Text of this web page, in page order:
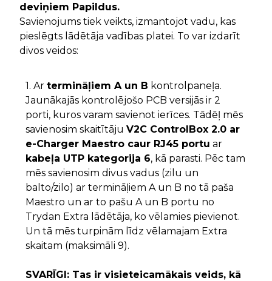
deviņiem Papildus.
Savienojums tiek veikts, izmantojot vadu, kas
pieslēgts lādētāja vadības platei. To var izdarīt
divos veidos:
1. Ar termināļiem A un B kontrolpaneļa.
Jaunākajās kontrolējošo PCB versijās ir 2
porti, kuros varam savienot ierīces. Tādēļ mēs
savienosim skaitītāju V2C ControlBox 2.0 ar
e-Charger Maestro caur RJ45 portu ar
kabeļa UTP kategorija 6, kā parasti. Pēc tam
mēs savienosim divus vadus (zilu un
balto/zilo) ar termināļiem A un B no tā paša
Maestro un ar to pašu A un B portu no
Trydan Extra lādētāja, ko vēlamies pievienot.
Un tā mēs turpinām līdz vēlamajam Extra
skaitam (maksimāli 9).
SVARĪGI: Tas ir visieteicamākais veids, kā